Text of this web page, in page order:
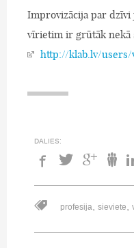
Improvizācija par dzīvi
vīrietim ir grūtāk nekā
http://klab.lv/users/
DALIES:
profesija, sieviete,